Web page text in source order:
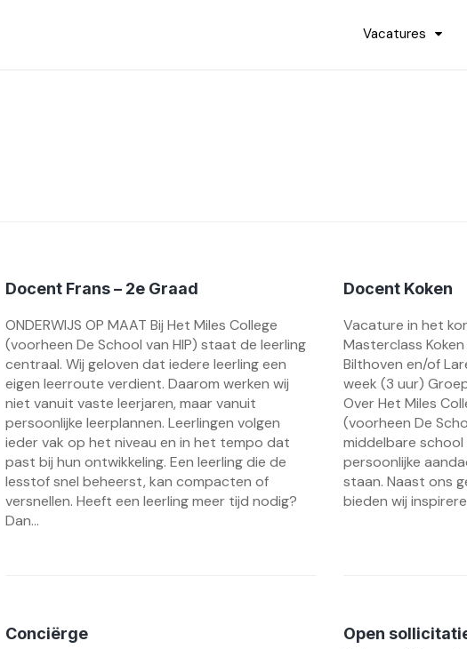
Vacatures
Docent Frans – 2e Graad
ONDERWIJS OP MAAT Bij Het Miles College
(voorheen De School van HIP) staat de leerling
centraal. Wij geloven dat iedere leerling een
eigen leerroute verdient. Daarom werken wij
niet vanuit vaste leerjaren, maar vanuit
persoonlijke leerplannen. Leerlingen volgen
ieder vak op het niveau en in het tempo dat
past bij hun ontwikkeling. Een leerling die de
lesstof snel beheerst, kan compacten of
versnellen. Heeft een leerling meer tijd nodig?
Dan...
Docent Koken
Vacature in het
Masterclass
Bilthoven en/of
week (3 uur)
Over Het Miles
(voorheen De
middelbare
persoonlijke
staan. Naast ons
bieden wij
Conciërge
Open